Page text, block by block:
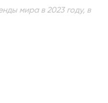
мира в 2023 году, в